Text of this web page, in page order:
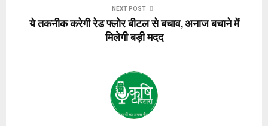
NEXT POST
ये तकनीक करेगी रेड फ्लोर बीटल से बचाव, अनाज बचाने में
मिलेगी बड़ी मदद